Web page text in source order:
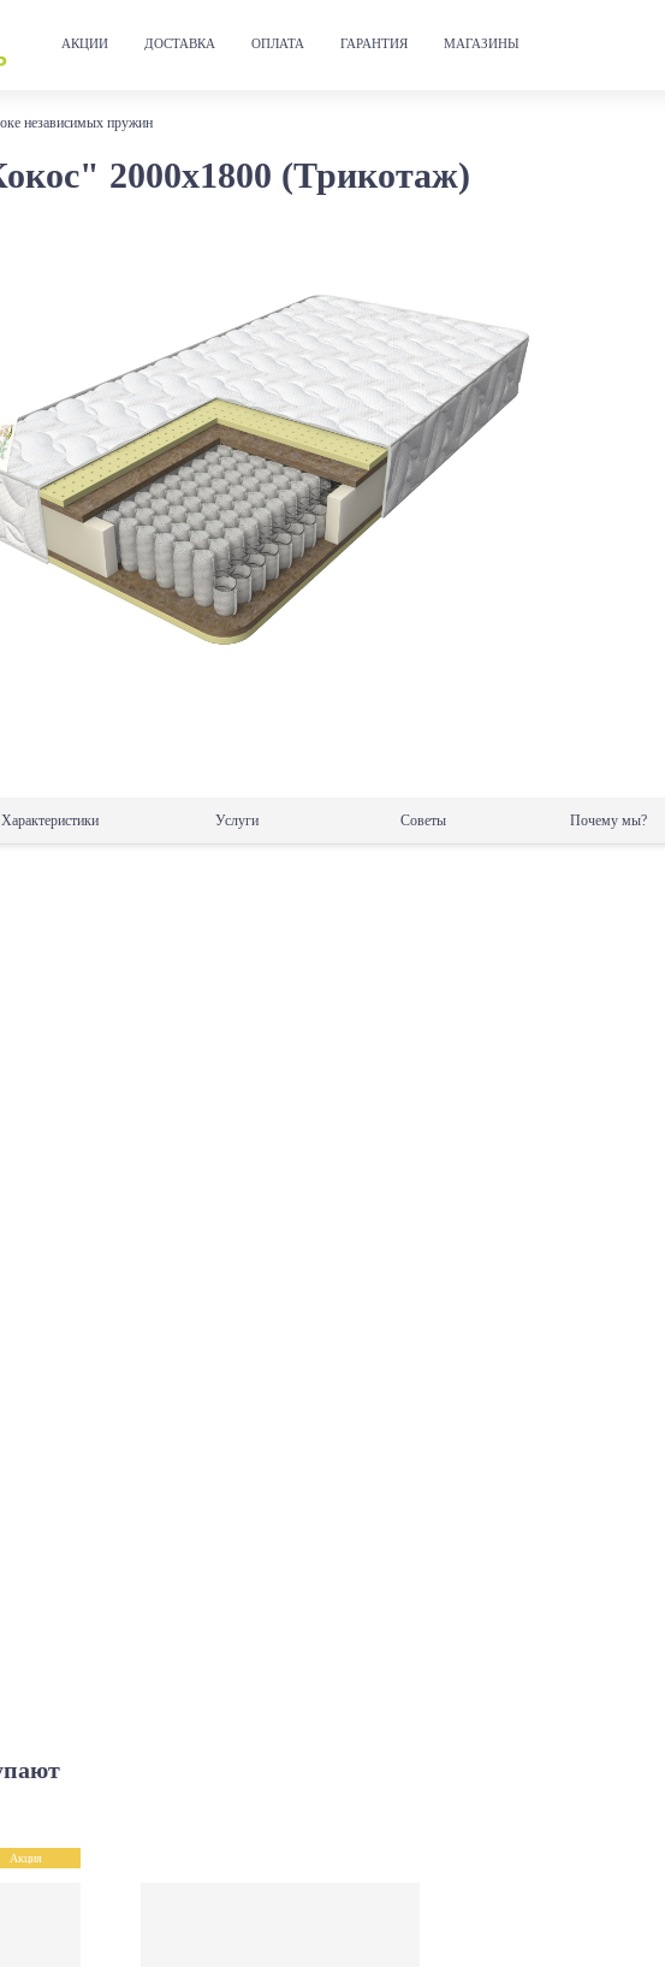
АКЦИИ ДОСТАВКА ОПЛАТА ГАРАНТИЯ МАГАЗИНЫ
независимых пружин
2000х1800 (Трикотаж)
Характеристики Услуги Советы Почему мы?
Акция